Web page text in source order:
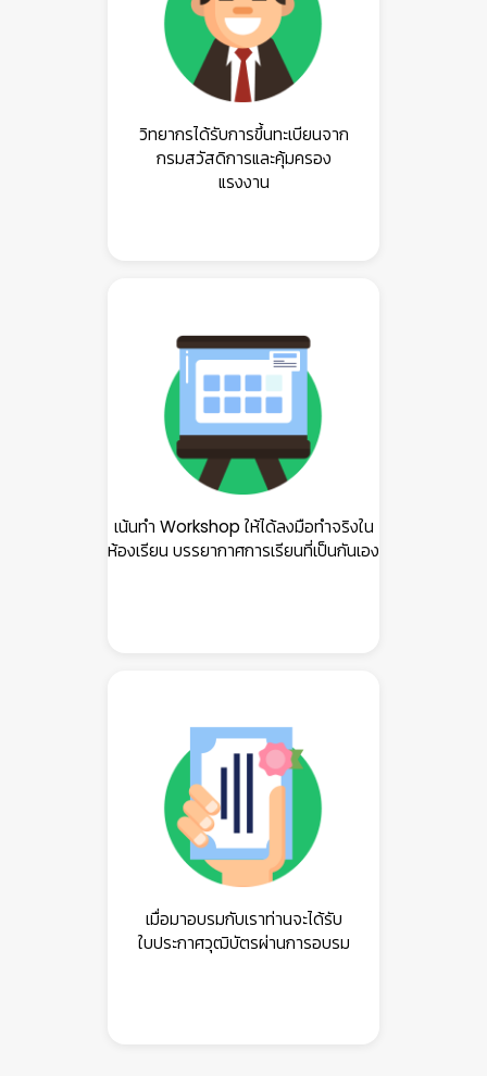
วิทยากรได้รับการขึ้นทะเบียนจาก
กรมสวัสดิการและคุ้มครอง
แรงงาน
เน้นทำ Workshop ให้ได้ลงมือทำจริงใน
ห้องเรียน บรรยากาศการเรียนที่เป็นกันเอง
เมื่อมาอบรมกับเราท่านจะได้รับ
ใบประกาศวุฒิบัตรผ่านการอบรม